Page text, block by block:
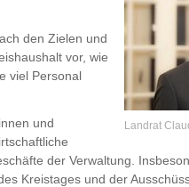
Landrat
den Zielen und
vor, wie
viel Personal
und
der Verwaltung.
Kreistages und der